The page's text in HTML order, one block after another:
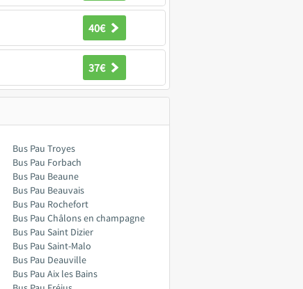
40€
37€
Bus Pau Troyes
Bus Pau Forbach
Bus Pau Beaune
Bus Pau Beauvais
Bus Pau Rochefort
Bus Pau Châlons en champagne
Bus Pau Saint Dizier
Bus Pau Saint-Malo
Bus Pau Deauville
Bus Pau Aix les Bains